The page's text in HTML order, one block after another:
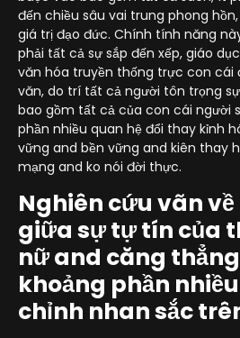
đến chiều sâu vai trung phong
giá trị đạo đức. Chính tính năng
phải tất cả sự sắp đến xếp, giáo
văn hóa truyền thống trực con cái
văn, do trí tất cả người tôn trọng
bao gồm tất cả của con cái người
phần nhiều quan hệ đổi thay kỉnh
vững and bền vững and kiên thay
mạng and ko nói đời thực.
Nghiên cứu vãn
giữa sự tự tín của
nữ and căng
khoảng phần
chỉnh nhan sắc